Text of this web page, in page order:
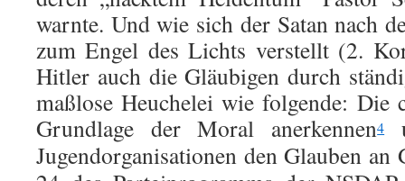
warnte. Und wie sich der Satan nach
zum Engel des Lichts verstellt (2.
Hitler auch die Gläubigen durch
maßlose Heuchelei wie folgende: Die
Grundlage der Moral anerkennen4
Jugendorganisationen den Glauben an